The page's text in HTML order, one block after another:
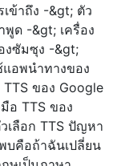
ข้าถึง -&gt; ตัว
พูด -&gt; เครื่อง
งซัมซุง -&gt;
อพนำทางของ
ของ Google
อ TTS ของ
เลือก TTS ปัญหา
บคือถ้าฉันเปลี่ยน